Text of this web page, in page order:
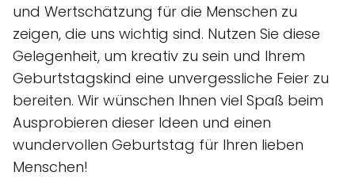
und Wertschätzung für die Menschen zu
zeigen, die uns wichtig sind. Nutzen Sie diese
Gelegenheit, um kreativ zu sein und Ihrem
Geburtstagskind eine unvergessliche Feier zu
bereiten. Wir wünschen Ihnen viel Spaß beim
Ausprobieren dieser Ideen und einen
wundervollen Geburtstag für Ihren lieben
Menschen!